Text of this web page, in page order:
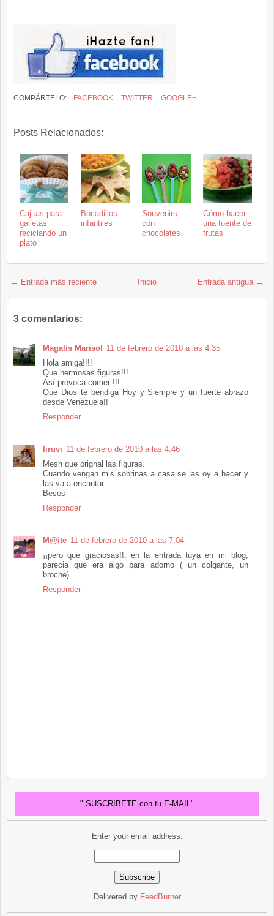
COMPÁRTELO: FACEBOOK TWITTER GOOGLE+
Posts Relacionados:
Cajitas para
galletas
reciclando un
plato
Bocadillos
infantiles
Souvenirs
con
chocolates
Cómo hacer
una fuente de
frutas
← Entrada más reciente Entrada antigua →
Inicio
3 comentarios:
Magalis Marisol 11 de febrero de 2010 a las 4:35
Hola amiga!!!!
Que hermosas figuras!!!
Así provoca comer !!!
Que Dios te bendiga Hoy y Siempre y un fuerte abrazo
desde Venezuela!!
Responder
liruvi 11 de febrero de 2010 a las 4:46
Mesh que orignal las figuras.
Cuando vengan mis sobrinas a casa se las oy a hacer y
las va a encantar.
Besos
Responder
M@ite 11 de febrero de 2010 a las 7:04
¡¡pero que graciosas!!, en la entrada tuya en mi blog,
parecia que era algo para adorno ( un colgante, un
broche)
Responder
" SUSCRIBETE con tu E-MAIL"
Enter your email address:
Delivered by FeedBurner